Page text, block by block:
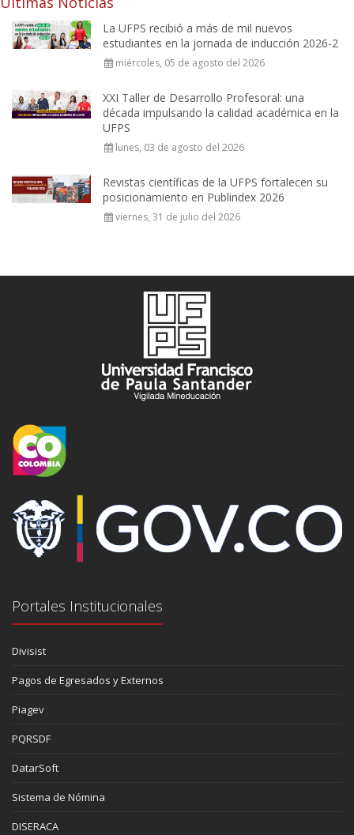
La UFPS recibió a más de mil nuevos
estudiantes en la jornada de inducción 2026-2
miércoles, 05 de agosto del 2026
XXI Taller de Desarrollo Profesoral: una
década impulsando la calidad académica en la
UFPS
lunes, 03 de agosto del 2026
Revistas científicas de la UFPS fortalecen su
posicionamiento en Publindex 2026
viernes, 31 de julio del 2026
Portales Institucionales
Divisist
Pagos de Egresados y Externos
Piagev
PQRSDF
DatarSoft
Sistema de Nómina
DISERACA